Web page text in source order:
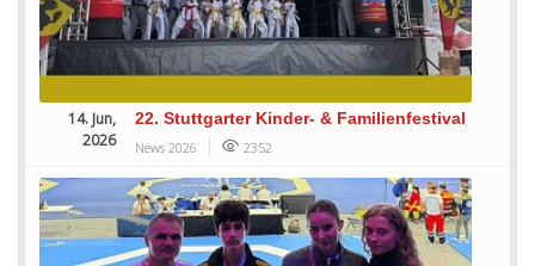
14. Jun,
2026
22. Stuttgarter Kinder- & Familienfestival
News 2026 2352